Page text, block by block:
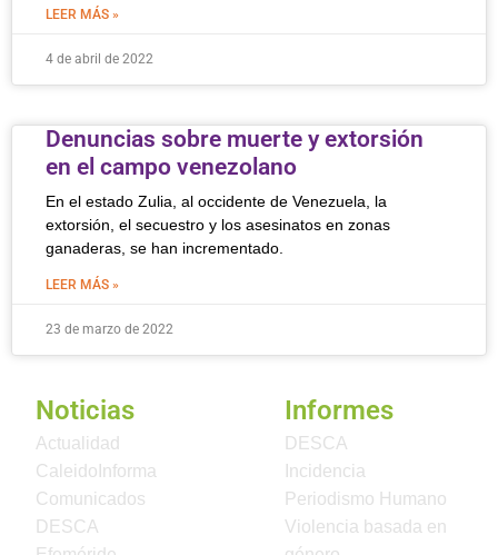
LEER MÁS »
4 de abril de 2022
Denuncias sobre muerte y extorsión
en el campo venezolano
En el estado Zulia, al occidente de Venezuela, la
extorsión, el secuestro y los asesinatos en zonas
ganaderas, se han incrementado.
LEER MÁS »
23 de marzo de 2022
Noticias
Actualidad
CaleidoInforma
Comunicados
DESCA
Informes
DESCA
Incidencia
Periodismo Humano
Violencia basada en